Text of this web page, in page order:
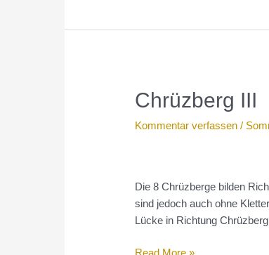
Chrüzberg III
Kommentar verfassen /
Die 8 Chrüzberge bilden
sind jedoch auch ohne
Lücke in Richtung
Chrüzberg